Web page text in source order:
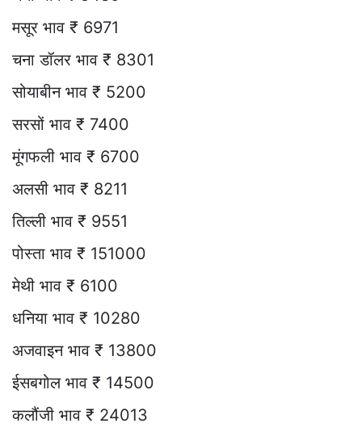
मसूर भाव ₹ 6971
चना डॉलर भाव ₹ 8301
सोयाबीन भाव ₹ 5200
सरसों भाव ₹ 7400
मूंगफली भाव ₹ 6700
अलसी भाव ₹ 8211
तिल्ली भाव ₹ 9551
पोस्ता भाव ₹ 151000
मेथी भाव ₹ 6100
धनिया भाव ₹ 10280
अजवाइन भाव ₹ 13800
ईसबगोल भाव ₹ 14500
कलौंजी भाव ₹ 24013